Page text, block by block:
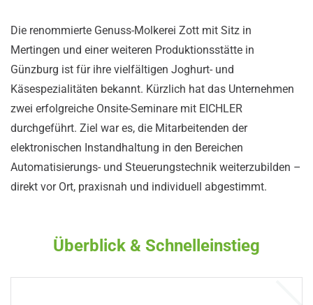
Die renommierte Genuss-Molkerei Zott mit Sitz in
Mertingen und einer weiteren Produktionsstätte in
Günzburg ist für ihre vielfältigen Joghurt- und
Käsespezialitäten bekannt. Kürzlich hat das Unternehmen
zwei erfolgreiche Onsite-Seminare mit EICHLER
durchgeführt. Ziel war es, die Mitarbeitenden der
elektronischen Instandhaltung in den Bereichen
Automatisierungs- und Steuerungstechnik weiterzubilden –
direkt vor Ort, praxisnah und individuell abgestimmt.
Überblick & Schnelleinstieg